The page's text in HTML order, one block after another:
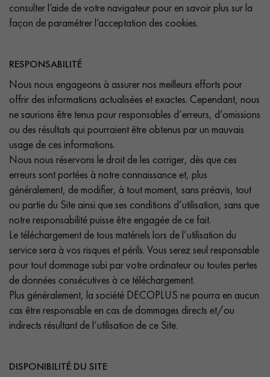
consulter l’aide de votre navigateur pour en savoir plus sur la
façon de paramétrer l’acceptation des cookies.
RESPONSABILITÉ
Nous nous engageons à assurer nos meilleurs efforts pour
offrir des informations actualisées et exactes. Cependant, nous
ne saurions être tenus pour responsables d’erreurs, d’omissions
ou des résultats qui pourraient être obtenus par un mauvais
usage de ces informations.
Nous nous réservons le droit de les corriger, dès que ces
erreurs sont portées à notre connaissance et, plus
généralement, de modifier, à tout moment, sans préavis, tout
ou partie du Site ainsi que ses conditions d’utilisation, sans que
notre responsabilité puisse être engagée de ce fait.
Le téléchargement de tous matériels lors de l’utilisation du
service sera à vos risques et périls. Vous serez seul responsable
pour tout dommage subi par votre ordinateur ou toutes pertes
de données consécutives à ce téléchargement.
Plus généralement, la société DECOPLUS ne pourra en aucun
cas être responsable en cas de dommages directs et/ou
indirects résultant de l’utilisation de ce Site.
DISPONIBILITÉ DU SITE